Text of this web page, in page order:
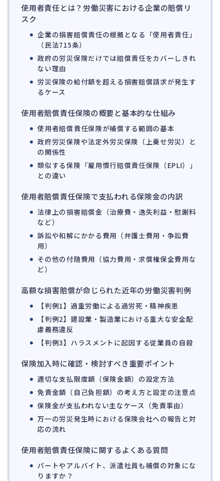
人件費 20
労働問題
労災・ハラスメント 144
解雇・退職 127
事業運営 374
品質・リコール
事業再編 69
手続 664
私的整理
法的整理 449
換価・競売 54
使用者責任とは？労働災害における企業の賠償リ
スク
企業の損害賠償責任の根拠となる「使用者責任」
（民法715条）
政府の労災保険だけでは賠償責任をカバーしきれ
ない理由
労災保険の給付額を超える損害賠償請求が発生す
るケース
使用者賠償責任保険の概要と基本的な仕組み
使用者賠償責任保険が補償する範囲の基本
政府労災保険や法定外労災保険（上乗せ労災）と
の関係性
類似する保険「雇用慣行賠償責任保険（EPLI）」
との違い
使用者賠償責任保険で支払われる保険金の内訳
法律上の損害賠償金（治療費・逸失利益・慰謝料
など）
訴訟や和解にかかる費用（弁護士費用・争訟費
用）
その他の付随費用（協力費用・求償権保全費用な
ど）
高額な損害賠償が命じられた近年の労働災害判例
【判例1】過重労働による過労死・精神疾患
【判例2】建設業・製造業における重大な安全配
慮義務違反
【判例3】ハラスメントに起因する従業員の自殺
保険加入時に確認・検討すべき重要ポイント
適切な支払限度額（保険金額）の設定方法
免責金額（自己負担額）の考え方と設定の注意点
保険金が支払われない主なケース（免責事由）
万一の労災発生時における保険会社への報告と対
応の流れ
使用者賠償責任保険に関するよくある質問
パートやアルバイト、派遣社員も補償の対象にな
りますか？